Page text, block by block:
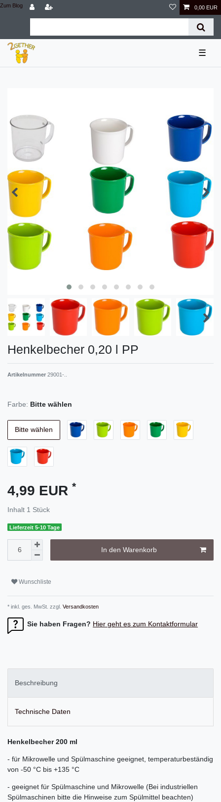
Zum Blog 0,00 EUR
☰
Henkelbecher 0,20 l PP
Artikelnummer 29001-..
Farbe: Bitte wählen
Bitte wählen
4,99 EUR *
Inhalt 1 Stück
Lieferzeit 5-10 Tage
In den Warenkorb
Wunschliste
* inkl. ges. MwSt. zzgl. Versandkosten
Sie haben Fragen? Hier geht es zum Kontaktformular
Beschreibung
Technische Daten
Henkelbecher 200 ml
- für Mikrowelle und Spülmaschine geeignet, temperaturbeständig
von -50 °C bis +135 °C
- geeignet für Spülmaschine und Mikrowelle (Bei industriellen
Spülmaschinen bitte die Hinweise zum Spülmittel beachten)